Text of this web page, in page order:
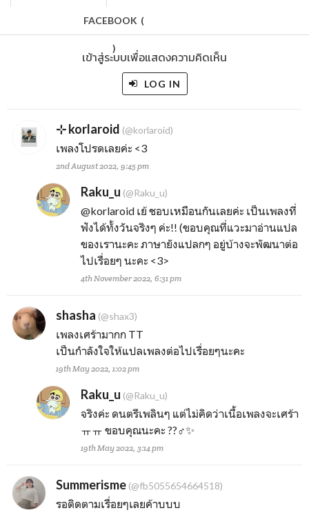
FACEBOOK (
)
เข้าสู่ระบบเพื่อแสดงความคิดเห็น
LOG IN
⊹ korlaroid (@korlaroid)
เพลงโปรดเลยค่ะ <3
2nd August 2022, 9:45 pm
Raku_u (@Raku_u)
@korlaroidเย้ ชอบเหมือนกันเลยค่ะ เป็นเพลงที่
ฟังได้ทั้งวันจริงๆ ค่ะ!! (ขอบคุณที่แวะมาอ่านแปล
ของเรานะคะ ภาษายังแปลกๆ อยู่บ้างจะพัฒนาต่อ
ไปเรื่อยๆ นะคะ <3>
4th November 2022, 6:31 pm
shasha (@shax3)
เพลงเศร้ามากก TT
เป็นกำลังใจให้แปลเพลงต่อไปเรื่อยๆนะคะ
19th May 2022, 1:02 pm
Raku_u (@Raku_u)
จริงค่ะ ดนตรีเพลินๆ แต่ไม่คิดว่าเนื้อเพลงจะเศร้า
ㅠㅠ ขอบคุณนะคะ ??‍♂️✨
19th May 2022, 3:14 pm
Summerisme (@fb5055654664518)
รอติดตามเรื่อยๆเลยค้าบบบ